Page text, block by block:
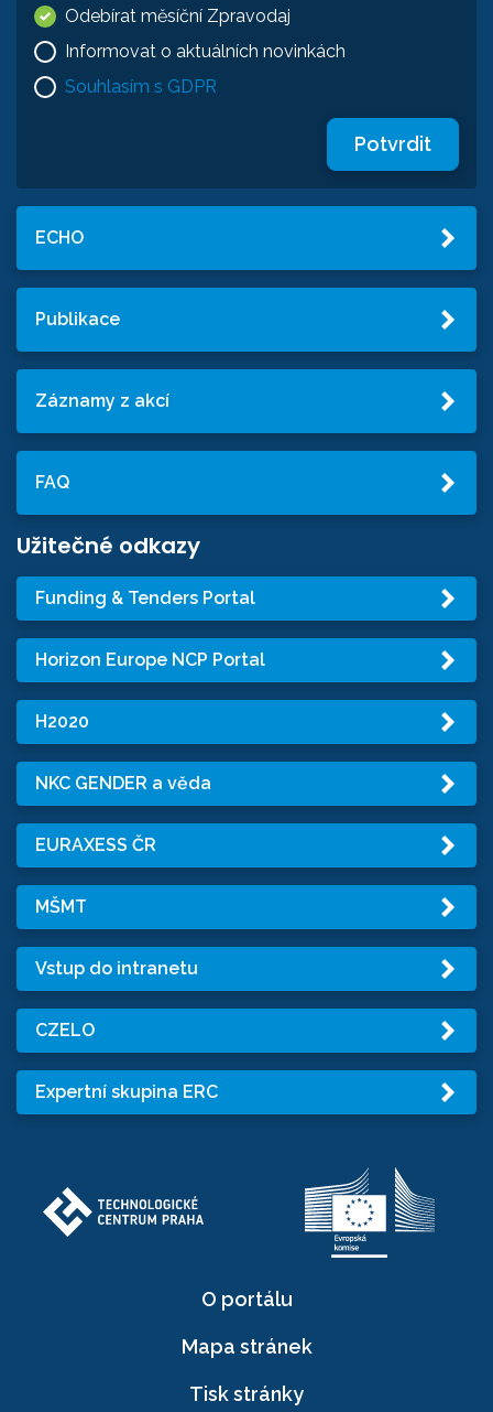
Odebírat měsíční Zpravodaj
Informovat o aktuálních novinkách
Souhlasím s GDPR
Potvrdit
ECHO
Publikace
Záznamy z akcí
FAQ
Užitečné odkazy
Funding & Tenders Portal
Horizon Europe NCP Portal
H2020
NKC GENDER a věda
EURAXESS ČR
MŠMT
Vstup do intranetu
CZELO
Expertní skupina ERC
O portálu
Mapa stránek
Tisk stránky